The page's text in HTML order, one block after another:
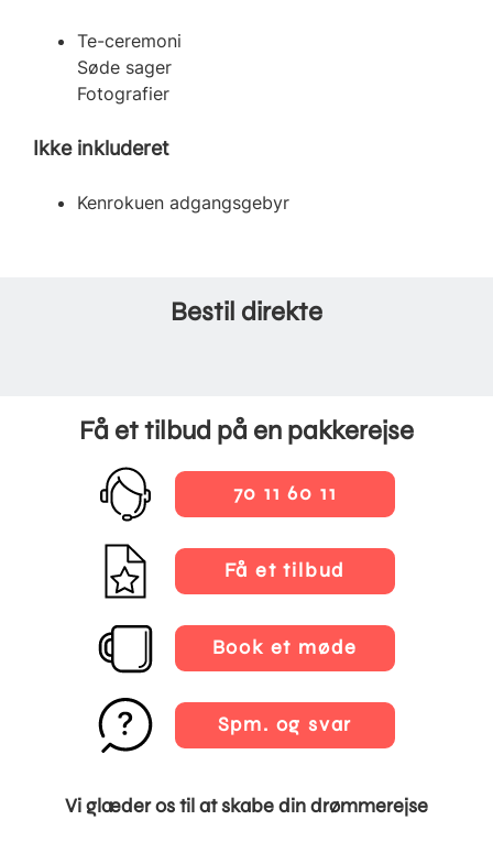
Te-ceremoni
Søde sager
Fotografier
Ikke inkluderet
Kenrokuen adgangsgebyr
Bestil direkte
Få et tilbud på en pakkerejse
70 11 60 11
Få et tilbud
Book et møde
Spm. og svar
Vi glæder os til at skabe din drømmerejse